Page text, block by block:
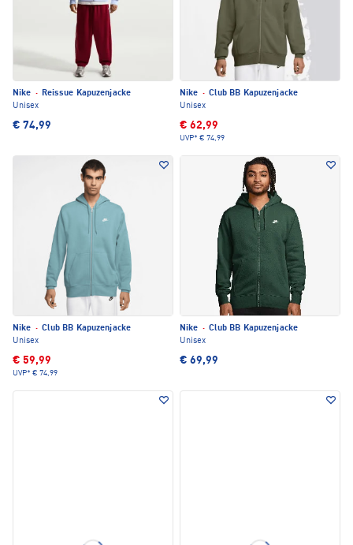
Nike · Reissue Kapuzenjacke
Unisex
€ 74,99
Nike · Club BB Kapuzenjacke
Unisex
€ 62,99
UVP* € 74,99
Nike · Club BB Kapuzenjacke
Unisex
€ 59,99
UVP* € 74,99
Nike · Club BB Kapuzenjacke
Unisex
€ 69,99